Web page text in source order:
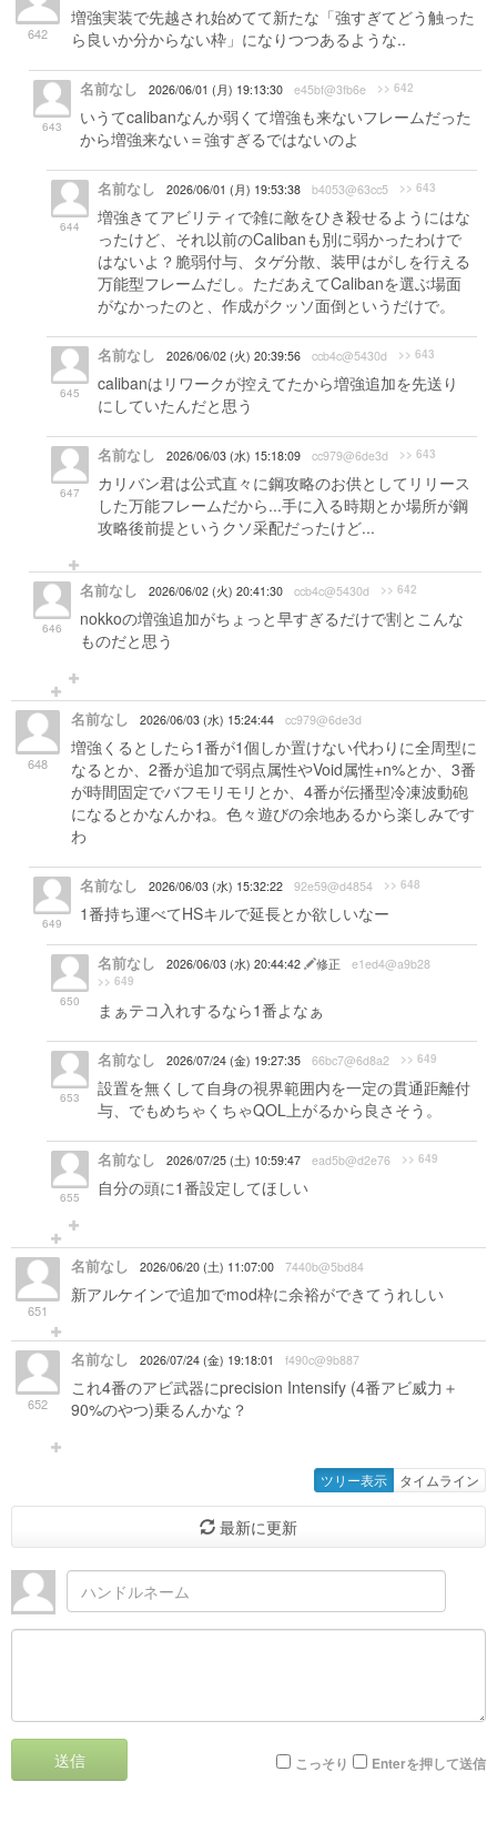
642
増強実装で先越され始めてて新たな「強すぎてどう触った
ら良いか分からない枠」になりつつあるような..
643
名前なし 2026/06/01 (月) 19:13:30 e45bf@3fb6e >> 642
いうてcalibanなんか弱くて増強も来ないフレームだった
から増強来ない＝強すぎるではないのよ
644
名前なし 2026/06/01 (月) 19:53:38 b4053@63cc5 >> 643
増強きてアビリティで雑に敵をひき殺せるようにはな
ったけど、それ以前のCalibanも別に弱かったわけで
はないよ？脆弱付与、タゲ分散、装甲はがしを行える
万能型フレームだし。ただあえてCalibanを選ぶ場面
がなかったのと、作成がクッソ面倒というだけで。
645
名前なし 2026/06/02 (火) 20:39:56 ccb4c@5430d >> 643
calibanはリワークが控えてたから増強追加を先送り
にしていたんだと思う
647
名前なし 2026/06/03 (水) 15:18:09 cc979@6de3d >> 643
カリバン君は公式直々に鋼攻略のお供としてリリース
した万能フレームだから...手に入る時期とか場所が鋼
攻略後前提というクソ采配だったけど...
646
名前なし 2026/06/02 (火) 20:41:30 ccb4c@5430d >> 642
nokkoの増強追加がちょっと早すぎるだけで割とこんな
ものだと思う
648
名前なし 2026/06/03 (水) 15:24:44 cc979@6de3d
増強くるとしたら1番が1個しか置けない代わりに全周型に
なるとか、2番が追加で弱点属性やVoid属性+n%とか、3番
が時間固定でバフモリモリとか、4番が伝播型冷凍波動砲
になるとかなんかね。色々遊びの余地あるから楽しみです
わ
649
名前なし 2026/06/03 (水) 15:32:22 92e59@d4854 >> 648
1番持ち運べてHSキルで延長とか欲しいなー
650
名前なし 2026/06/03 (水) 20:44:42 修正 e1ed4@a9b28
>> 649
まぁテコ入れするなら1番よなぁ
653
名前なし 2026/07/24 (金) 19:27:35 66bc7@6d8a2 >> 649
設置を無くして自身の視界範囲内を一定の貫通距離付
与、でもめちゃくちゃQOL上がるから良さそう。
655
名前なし 2026/07/25 (土) 10:59:47 ead5b@d2e76 >> 649
自分の頭に1番設定してほしい
651
名前なし 2026/06/20 (土) 11:07:00 7440b@5bd84
新アルケインで追加でmod枠に余裕ができてうれしい
652
名前なし 2026/07/24 (金) 19:18:01 f490c@9b887
これ4番のアビ武器にprecision Intensify (4番アビ威力＋
90%のやつ)乗るんかな？
ツリー表示 タイムライン
最新に更新
送信 こっそり Enterを押して送信